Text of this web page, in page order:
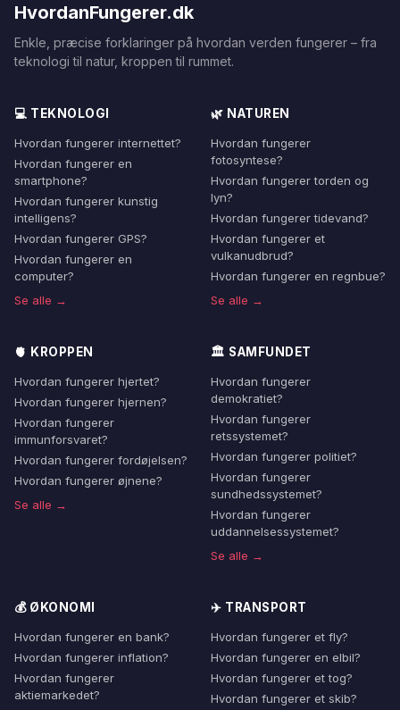
HvordanFungerer.dk
Enkle, præcise forklaringer på hvordan verden fungerer – fra
teknologi til natur, kroppen til rummet.
💻 TEKNOLOGI
Hvordan fungerer internettet?
Hvordan fungerer en
smartphone?
Hvordan fungerer kunstig
intelligens?
Hvordan fungerer GPS?
Hvordan fungerer en
computer?
Se alle →
🌿 NATUREN
Hvordan fungerer
fotosyntese?
Hvordan fungerer torden og
lyn?
Hvordan fungerer tidevand?
Hvordan fungerer et
vulkanudbrud?
Hvordan fungerer en regnbue?
Se alle →
🫀 KROPPEN
Hvordan fungerer hjertet?
Hvordan fungerer hjernen?
Hvordan fungerer
immunforsvaret?
Hvordan fungerer fordøjelsen?
Hvordan fungerer øjnene?
Se alle →
🏛️ SAMFUNDET
Hvordan fungerer
demokratiet?
Hvordan fungerer
retssystemet?
Hvordan fungerer politiet?
Hvordan fungerer
sundhedssystemet?
Hvordan fungerer
uddannelsessystemet?
Se alle →
💰 ØKONOMI
Hvordan fungerer en bank?
Hvordan fungerer inflation?
Hvordan fungerer
aktiemarkedet?
✈️ TRANSPORT
Hvordan fungerer et fly?
Hvordan fungerer en elbil?
Hvordan fungerer et tog?
Hvordan fungerer et skib?